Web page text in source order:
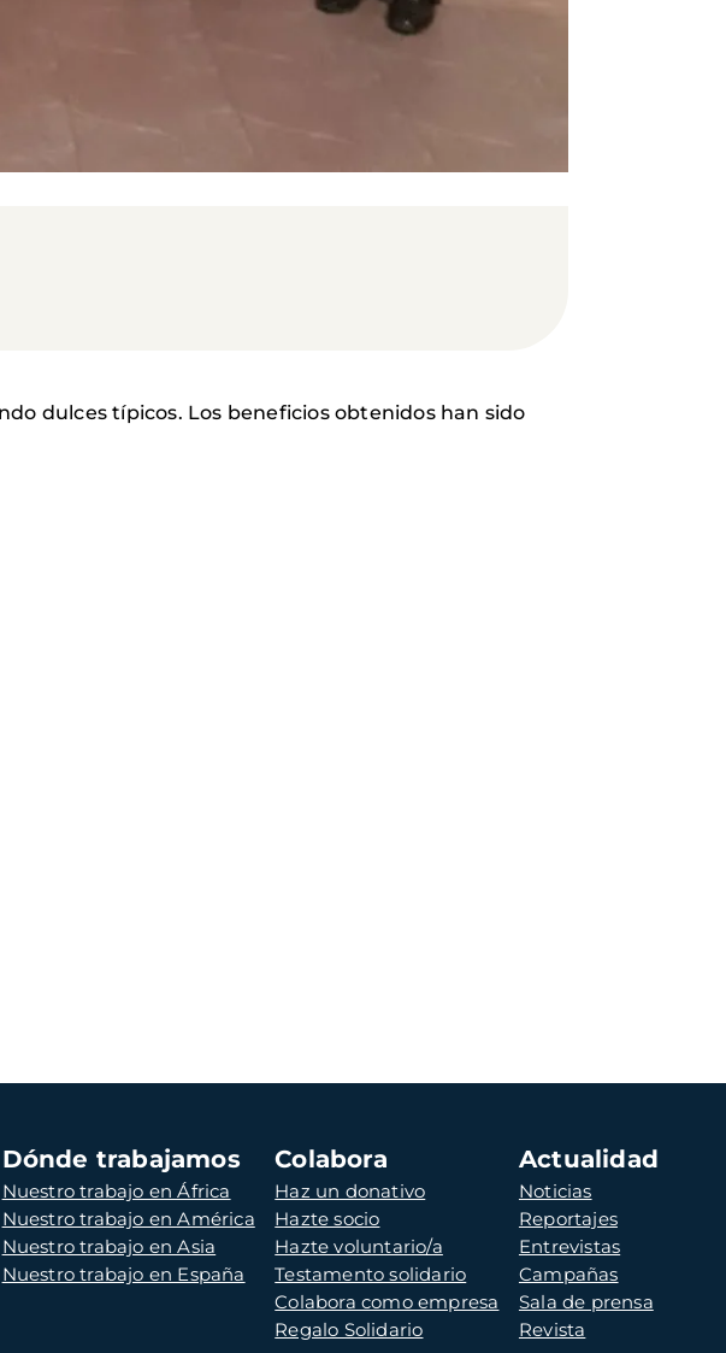
dulces típicos. Los beneficios obtenidos han sido
Dónde trabajamos
Nuestro trabajo en África
Nuestro trabajo en América
Nuestro trabajo en Asia
Nuestro trabajo en España
Colabora
Haz un donativo
Hazte socio
Hazte voluntario/a
Testamento solidario
Colabora como empresa
Regalo Solidario
Actualidad
Noticias
Reportajes
Entrevistas
Campañas
Sala de prensa
Revista